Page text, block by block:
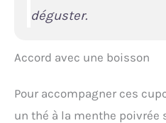
déguster.
Accord avec une boisson
Pour accompagner ces
un thé à la menthe poivrée